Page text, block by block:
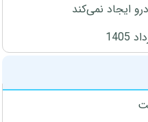
ایجاد نمی‌کند